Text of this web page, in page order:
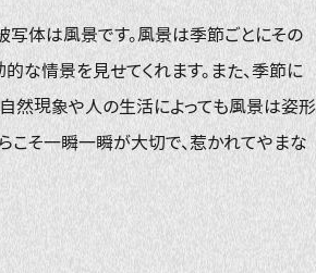
写体は風景です。風景は季節ごとにその
な情景を見せてくれます。また、季節に
自然現象や人の生活によっても風景は姿形
こそ一瞬一瞬が大切で、惹かれてやまな